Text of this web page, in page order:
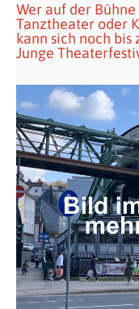
Wer auf der
Tanztheater oder
kann sich noch bis
Junge